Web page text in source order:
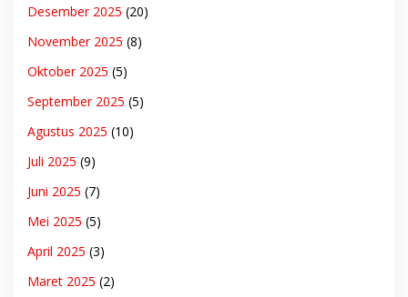
Desember 2025 (20)
November 2025 (8)
Oktober 2025 (5)
September 2025 (5)
Agustus 2025 (10)
Juli 2025 (9)
Juni 2025 (7)
Mei 2025 (5)
April 2025 (3)
Maret 2025 (2)